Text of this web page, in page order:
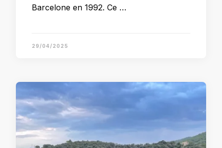
Barcelone en 1992. Ce …
29/04/2025